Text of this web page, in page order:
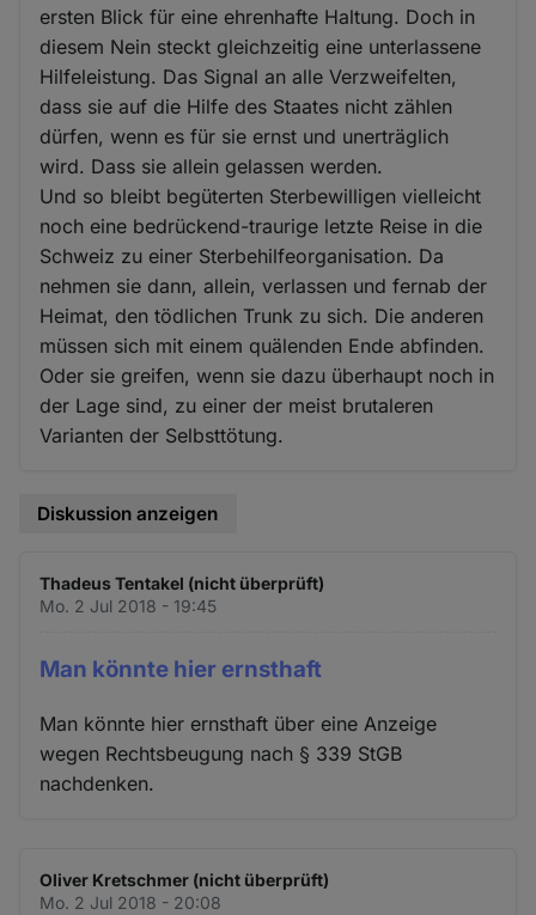
ersten Blick für eine ehrenhafte Haltung. Doch in
diesem Nein steckt gleichzeitig eine unterlassene
Hilfeleistung. Das Signal an alle Verzweifelten,
dass sie auf die Hilfe des Staates nicht zählen
dürfen, wenn es für sie ernst und unerträglich
wird. Dass sie allein gelassen werden.
Und so bleibt begüterten Sterbewilligen vielleicht
noch eine bedrückend-traurige letzte Reise in die
Schweiz zu einer Sterbehilfeorganisation. Da
nehmen sie dann, allein, verlassen und fernab der
Heimat, den tödlichen Trunk zu sich. Die anderen
müssen sich mit einem quälenden Ende abfinden.
Oder sie greifen, wenn sie dazu überhaupt noch in
der Lage sind, zu einer der meist brutaleren
Varianten der Selbsttötung.
Diskussion anzeigen
Thadeus Tentakel (nicht überprüft)
Mo. 2 Jul 2018 - 19:45
Man könnte hier ernsthaft
Man könnte hier ernsthaft über eine Anzeige
wegen Rechtsbeugung nach § 339 StGB
nachdenken.
Oliver Kretschmer (nicht überprüft)
Mo. 2 Jul 2018 - 20:08